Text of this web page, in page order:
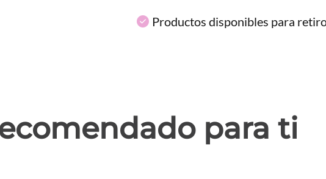
Productos disponibles para
para ti